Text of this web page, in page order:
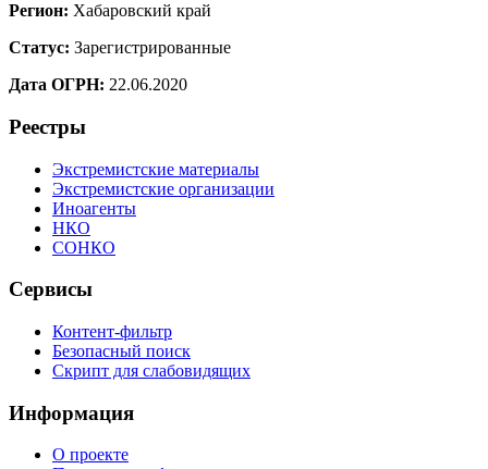
Регион: Хабаровский край
Статус: Зарегистрированные
Дата ОГРН: 22.06.2020
Реестры
Экстремистские материалы
Экстремистские организации
Иноагенты
НКО
СОНКО
Сервисы
Контент-фильтр
Безопасный поиск
Скрипт для слабовидящих
Информация
О проекте